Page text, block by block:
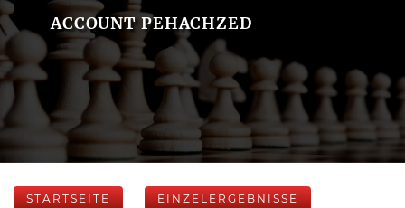
ACCOUNT PEHACHZED
STARTSEITE EINZELERGEBNISSE